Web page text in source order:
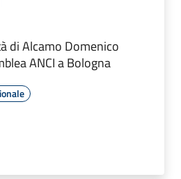
di Alcamo Domenico
ANCI a Bologna